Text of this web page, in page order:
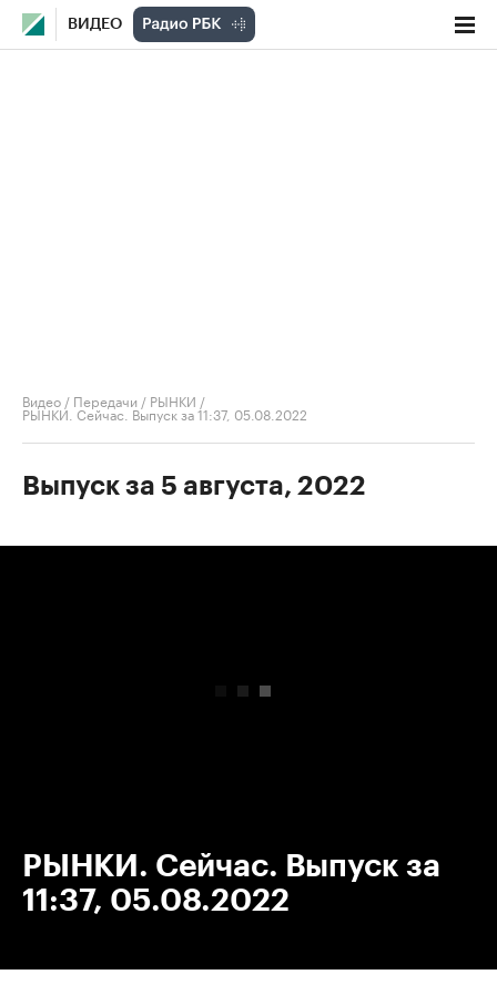
ВИДЕО
Видео / Передачи / РЫНКИ /
РЫНКИ. Сейчас. Выпуск за 11:37, 05.08.2022
Выпуск за 5 августа, 2022
РЫНКИ. Сейчас. Выпуск за
11:37, 05.08.2022